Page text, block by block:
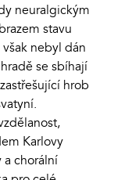
neuralgickým
stavu
nebyl dán
se sbíhají
hrob
Karlovy
a chorální